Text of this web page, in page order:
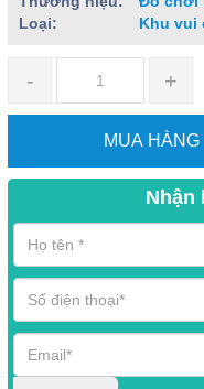
Loại:
Khu vui
- +
MUA HÀNG
Nhận